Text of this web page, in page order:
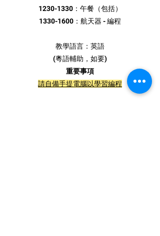
1230-1330：午餐（包括）
1330-1600 ：航天器 - 編程
教學語言：英語
(粵語輔助，如要)
重要事項
請自備手提電腦以學習編程